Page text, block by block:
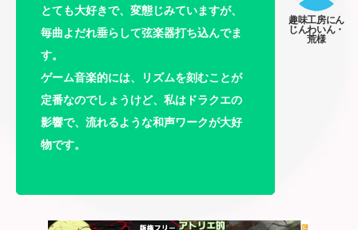
とても大好きで、変態じみていますが、
毎曲よだれ垂らして弦楽器打ち込んでま
す。
ゲーム音楽的には、リズムを刻むことが
定番なのでしょうけど、私はドラクエの
影響で、流れるような和声ワークが大好
物です。